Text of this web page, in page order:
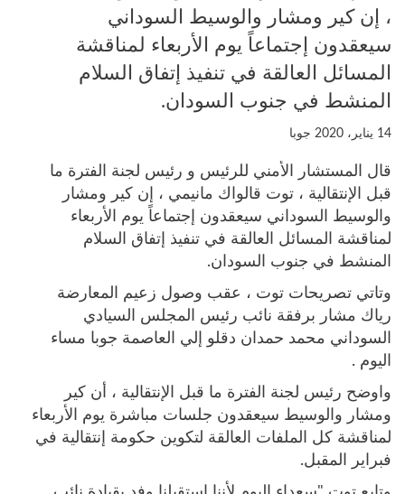
، إن كير ومشار والوسيط السوداني
سيعقدون إجتماعاً يوم الأربعاء لمناقشة
المسائل العالقة في تنفيذ إتفاق السلام
المنشط في جنوب السودان.
14 يناير، 2020 جوبا
قال المستشار الأمني للرئيس و رئيس لجنة الفترة ما
قبل الإنتقالية ، توت قالواك مانيمي ، إن كير ومشار
والوسيط السوداني سيعقدون إجتماعاً يوم الأربعاء
لمناقشة المسائل العالقة في تنفيذ إتفاق السلام
المنشط في جنوب السودان.
وتاتي تصريحات توت ، عقب وصول زعيم المعارضة
رياك مشار برفقة نائب رئيس المجلس السيادي
السوداني محمد حمدان دقلو إلي العاصمة جوبا مساء
اليوم .
واوضح رئيس لجنة الفترة ما قبل الإنتقالية ، أن كير
ومشار والوسيط سيعقدون جلسات مباشرة يوم الأربعاء
لمناقشة كل الملفات العالقة لتكوين حكومة إنتقالية في
فبراير المقبل.